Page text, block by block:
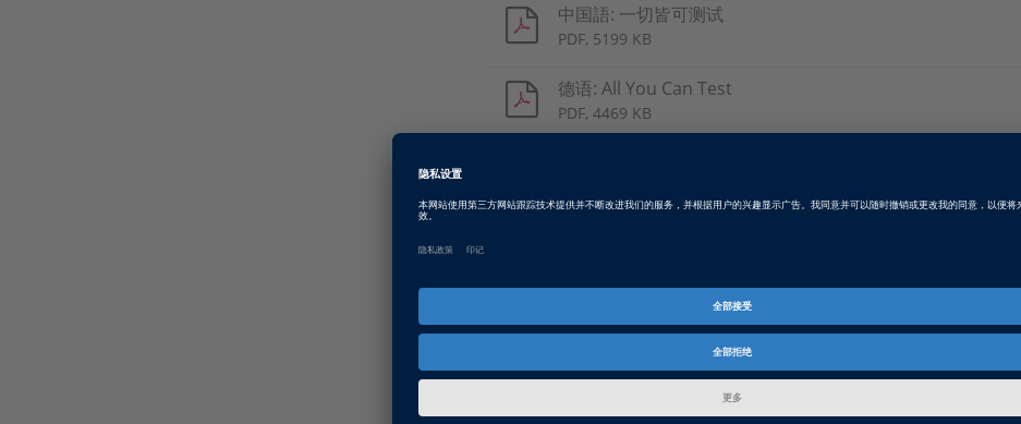
中国語: 一切皆可测试
PDF, 5199 KB
德语: All You Can Test
PDF, 4469 KB
Basic Information
汽车工业
dSPACE 系统已由国际汽车客户成功用于开发和测试嵌入式电子产品。